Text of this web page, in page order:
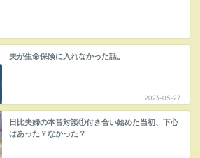
夫が生命保険に入れなかった話。
2023-05-27
日比夫婦の本音対談①付き合い始めた当初、下心
はあった？なかった？